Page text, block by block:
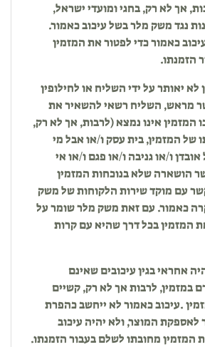
אך לא רק, בחגי ומועדי ישראל,
נגד משק מלר בשל עיכוב כאמור.
כאמור כדי לפטור את המזמין
הזמנתו.
לא יאותר על ידי השליח או לחילופין
מראש, השליח רשאי להשאיר את
המזמין אינו נמצא (לרבות, אך לא רק,
של המזמין, בית עסק ו/או אבל מי
ו/או גניבה ו/או פגם ו/או אי
הושארה שלא בנוכחות המזמין
עם מוקד שירות הלקוחות של משק
כאמור. עם זאת משק מלר שומר על
המזמין בכל דרך שהיא עם קרות
אחראי בגין עיכובים שאינם
במזמין, לרבות אך לא רק, קשיים
.עיכוב כאמור לא ייחשב כהפרת
המוצר, ולא יהיה עיכוב
המזמין מחובתו לשלם בעבור הזמנתו.